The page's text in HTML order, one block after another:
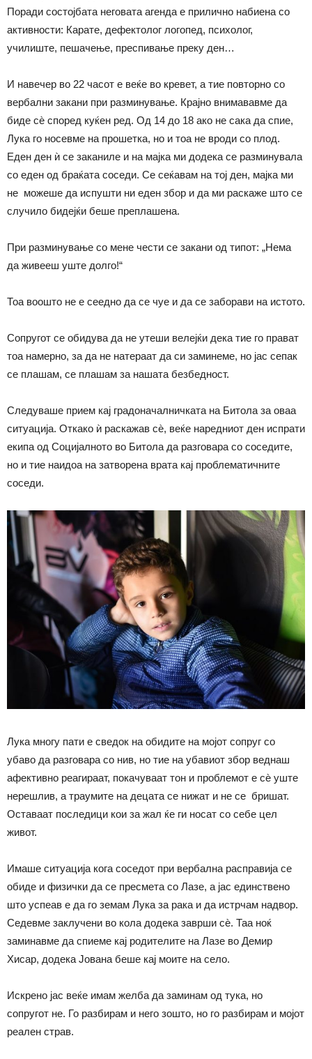
Поради состојбата неговата агенда е прилично набиена со
активности: Карате, дефектолог логопед, психолог,
училиште, пешачење, преспивање преку ден…
И навечер во 22 часот е веќе во кревет, а тие повторно со
вербални закани при разминување. Крајно внимававме да
биде сѐ според куќен ред. Од 14 до 18 ако не сака да спие,
Лука го носевме на прошетка, но и тоа не вроди со плод.
Еден ден ѝ се заканиле и на мајка ми додека се разминувала
со еден од браќата соседи. Се сеќавам на тој ден, мајка ми
не можеше да испушти ни еден збор и да ми раскаже што се
случило бидејќи беше преплашена.
При разминување со мене чести се закани од типот: „Нема
да живееш уште долго!“
Тоа воошто не е сеедно да се чуе и да се заборави на истото.
Сопругот се обидува да не утеши велејќи дека тие го прават
тоа намерно, за да не натераат да си заминеме, но јас сепак
се плашам, се плашам за нашата безбедност.
Следуваше прием кај градоначалничката на Битола за оваа
ситуација. Откако ѝ раскажав сѐ, веќе наредниот ден испрати
екипа од Социјалното во Битола да разговара со соседите,
но и тие наидоа на затворена врата кај проблематичните
соседи.
Лука многу пати е сведок на обидите на мојот сопруг со
убаво да разговара со нив, но тие на убавиот збор веднаш
афективно реагираат, покачуваат тон и проблемот е сѐ уште
нерешлив, а траумите на децата се нижат и не се бришат.
Оставаат последици кои за жал ќе ги носат со себе цел
живот.
Имаше ситуација кога соседот при вербална расправија се
обиде и физички да се пресмета со Лазе, а јас единствено
што успеав е да го земам Лука за рака и да истрчам надвор.
Седевме заклучени во кола додека заврши сѐ. Таа ноќ
заминавме да спиеме кај родителите на Лазе во Демир
Хисар, додека Јована беше кај моите на село.
Искрено јас веќе имам желба да заминам од тука, но
сопругот не. Го разбирам и него зошто, но го разбирам и мојот
реален страв.